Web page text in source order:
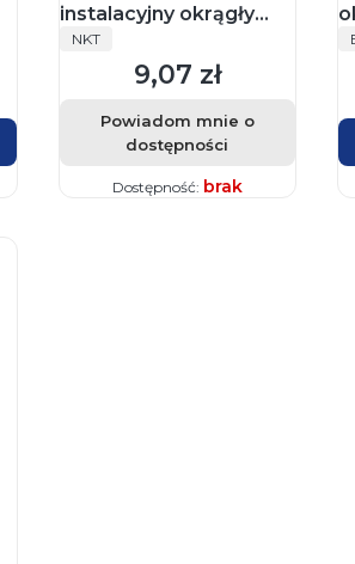
instalacyjny okrągły
YDY 5x2,5 żo 450/750V
szpula 500m
PRODUCENT
NKT
Cena
9,07 zł
Powiadom mnie o
dostępności
Dostępność: brak